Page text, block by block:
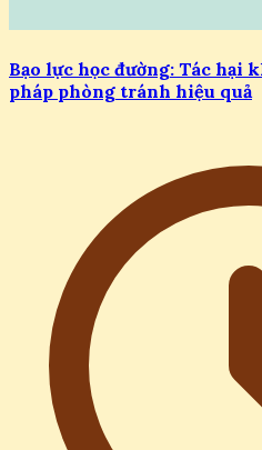
Bạo lực học đường: Tác hại
pháp phòng tránh hiệu quả